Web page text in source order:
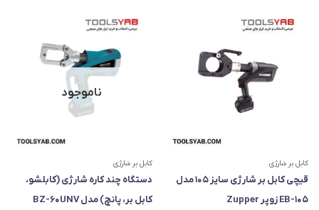
کابل بر شارژی
قیچی کابل بر شارژی سایز ۱۰۵ مدل
EB-105 زوپر Zupper
ناموجود
کابل بر شارژی
دستگاه چند کاره شارژی (کابلشو،
کابل بر، پانچ) مدل BZ-60UNV